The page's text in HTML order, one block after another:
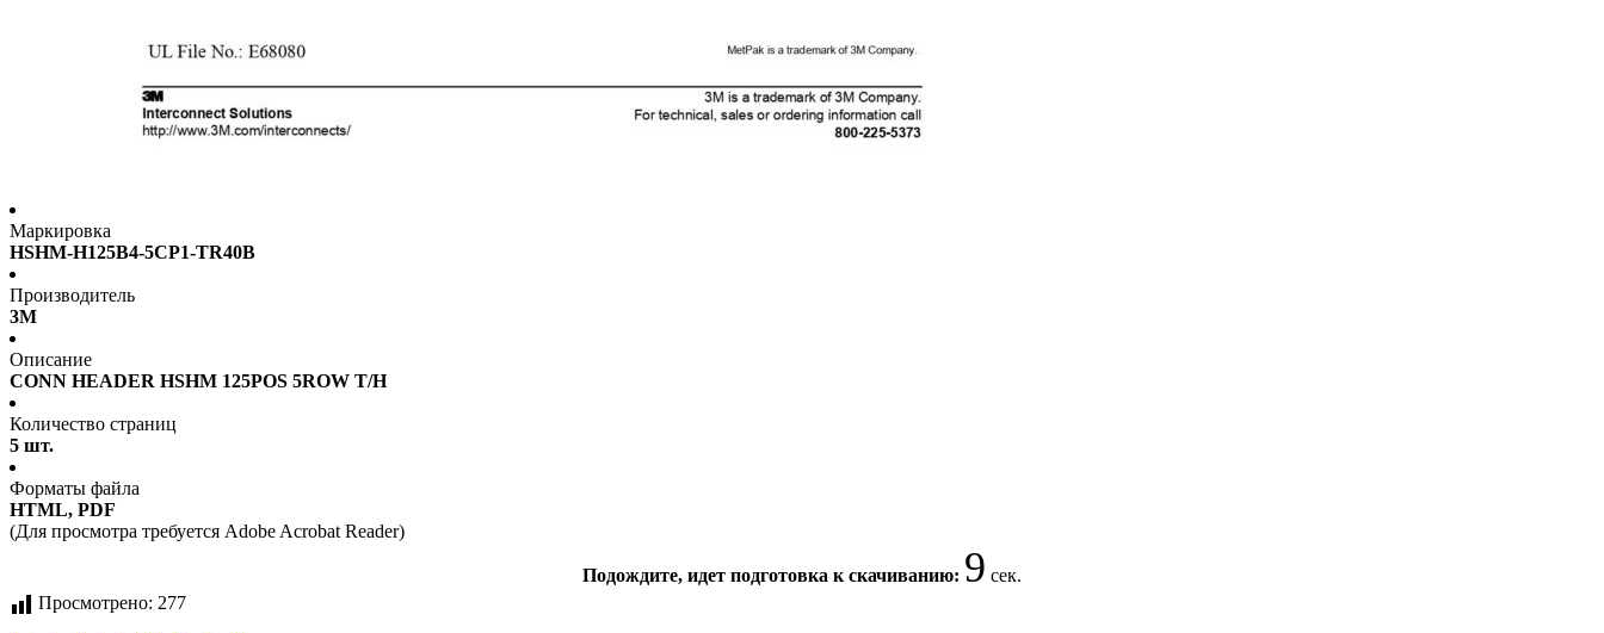
Маркировка
HSHM-H125B4-5CP1-TR40B
Производитель
3M
Описание
CONN HEADER HSHM 125POS 5ROW T/H
Количество страниц
5 шт.
Форматы файла
HTML, PDF
(Для просмотра требуется Adobe Acrobat Reader)
Подождите, идет подготовка к скачиванию: 9 сек.
Просмотрено: 277